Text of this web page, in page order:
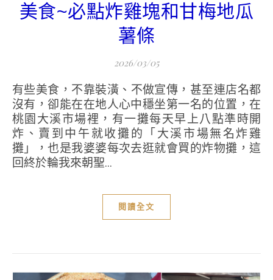
美食~必點炸雞塊和甘梅地瓜
薯條
2026/03/05
有些美食，不靠裝潢、不做宣傳，甚至連店名都
沒有，卻能在在地人心中穩坐第一名的位置，在
桃園大溪市場裡，有一攤每天早上八點準時開
炸、賣到中午就收攤的「大溪市場無名炸雞
攤」，也是我婆婆每次去逛就會買的炸物攤，這
回終於輪我來朝聖...
閱讀全文